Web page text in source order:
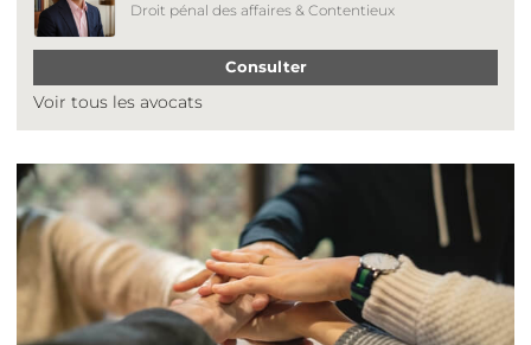
Droit pénal des affaires & Contentieux
Consulter
Voir tous les avocats